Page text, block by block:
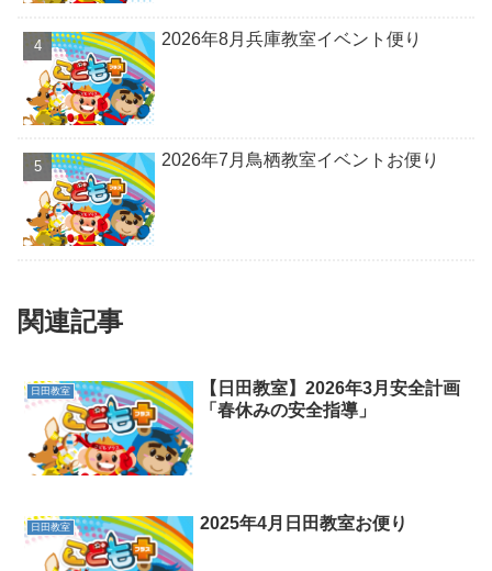
2026年8月兵庫教室イベント便り
2026年7月鳥栖教室イベントお便り
関連記事
日田教室
【日田教室】2026年3月安全計画
「春休みの安全指導」
日田教室 2025年4月日田教室お便り